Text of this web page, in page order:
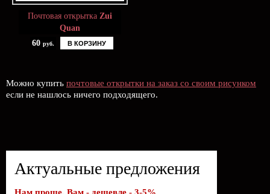
Почтовая открытка Zui
Quan
60 руб. В КОРЗИНУ
Можно купить почтовые открытки на заказ со своим рисунком
если не нашлось ничего подходящего.
Актуальные предложения